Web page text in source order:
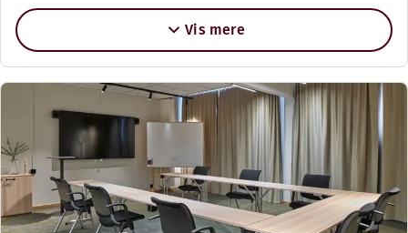
Vis mere